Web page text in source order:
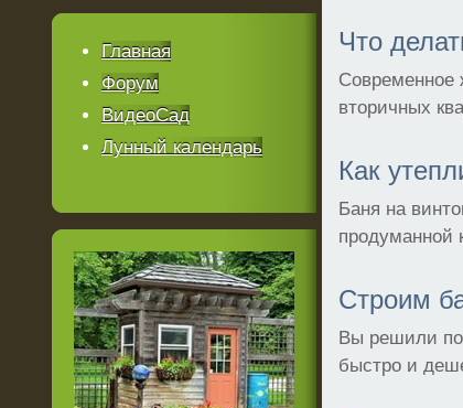
Что
Современное
вторичных
Как
Баня на
продуманной
Строим
Вы решили
быстро и
Главная
Форум
ВидеоСад
Лунный календарь